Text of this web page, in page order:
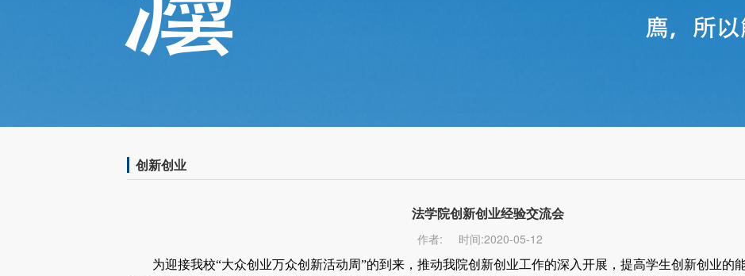
创新创业
法学院创新创业经验交流会
作者: 时间:2020-05-12
为迎接我校“大众创业万众创新活动周”的到来，推动我院创新创业工作的深入开展，提高学生创新创业的